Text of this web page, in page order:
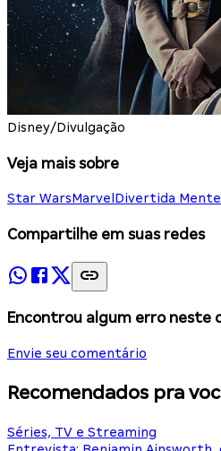
Disney/Divulgação
Veja mais sobre
Star WarsMarvel Divertida Mente
Compartilhe em suas redes
Encontrou algum erro neste
Envie seu comentário
Recomendados pra
Séries, TV e Streaming